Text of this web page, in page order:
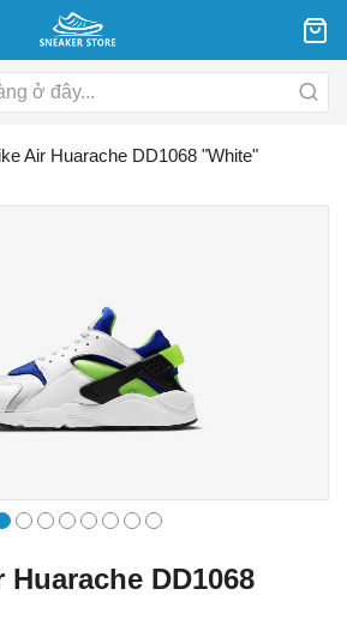
Air Huarache DD1068 "White"
DD1068